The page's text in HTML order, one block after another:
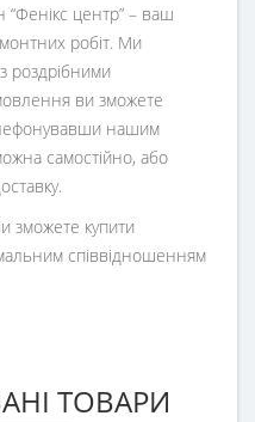
“Фенікс центр” – ваш
робіт. Ми
роздрібними
ви зможете
нашим
самостійно, або
зможете купити
співвідношенням
ТОВАРИ